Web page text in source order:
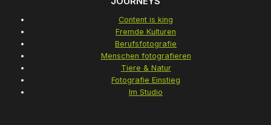
Ticketshop
THEMENWELTEN
Photo
Adventure
Bodypainting